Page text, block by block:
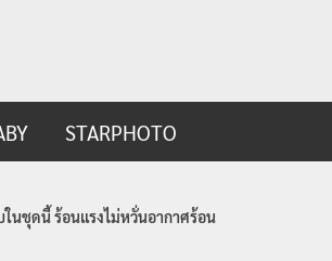
STARPHOTO
นชุดนี้ ร้อนแรงไม่หวั่นอากาศร้อน